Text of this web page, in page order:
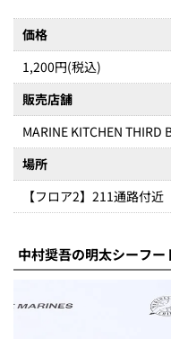
価格
1,200円(税込)
販売店舗
MARINE KITCHEN THIRD
場所
【フロア2】211通路付近
中村奨吾の明太シーフー